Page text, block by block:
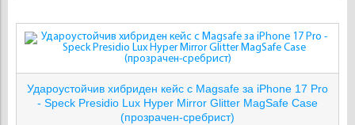
Удароустойчив хибриден кейс с Magsafe за iPhone 17 Pro
- Speck Presidio Lux Hyper Mirror Glitter MagSafe Case
(прозрачен-сребрист)